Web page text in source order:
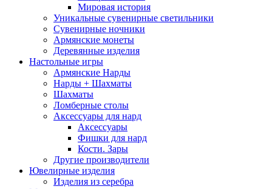
Мировая история
Уникальные сувенирные светильники
Сувенирные ночники
Армянские монеты
Деревянные изделия
Настольные игры
Армянские Нарды
Нарды + Шахматы
Шахматы
Ломберные столы
Аксессуары для нард
Аксессуары
Фишки для нард
Кости. Зары
Другие производители
Ювелирные изделия
Изделия из серебра